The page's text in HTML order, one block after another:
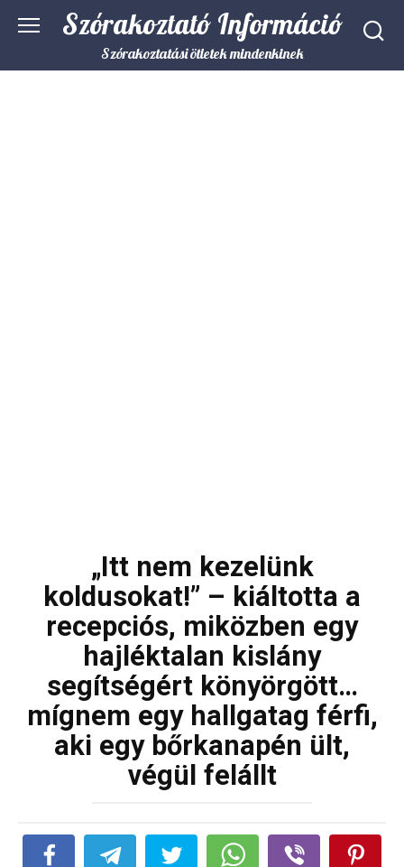
Szórakoztató Információ
Szórakoztatási ötletek mindenkinek
„Itt nem kezelünk
koldusokat!” – kiáltotta a
recepciós, miközben egy
hajléktalan kislány
segítségért könyörgött…
mígnem egy hallgatag férfi,
aki egy bőrkanapén ült,
végül felállt